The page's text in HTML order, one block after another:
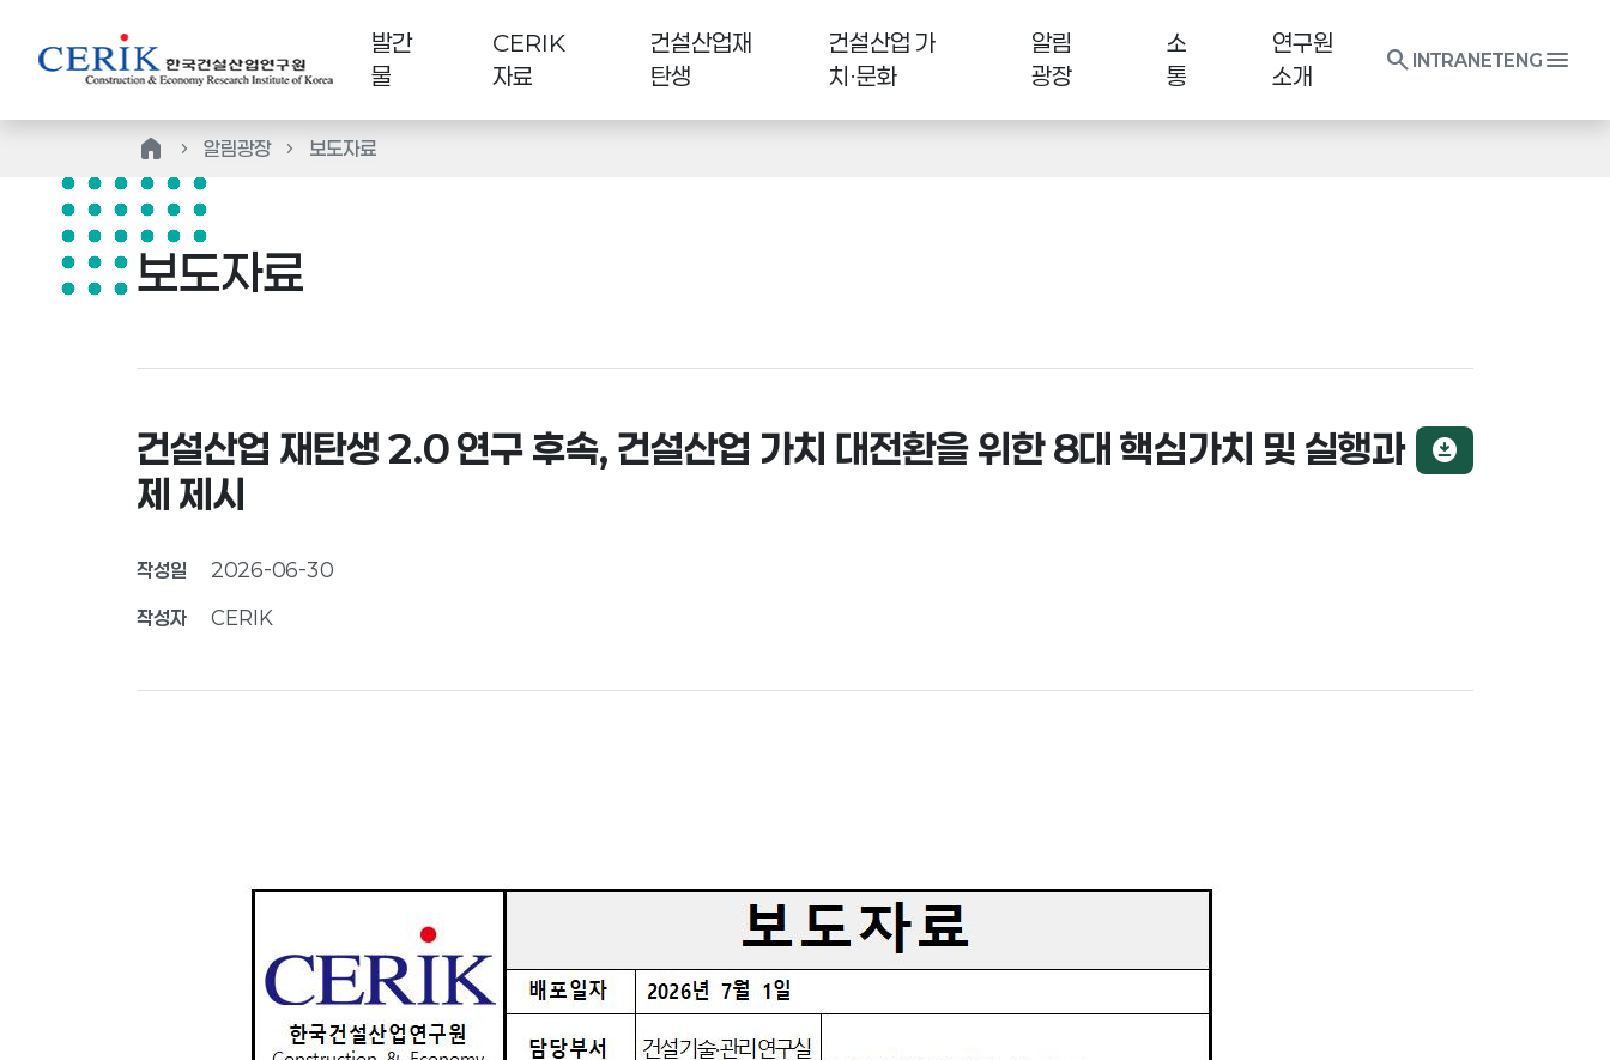
발간
물
CERIK
자료
건설산업재
탄생
건설산업 가
치·문화
알림
광장
소
통
연구원
소개
search INTRANETENG menu
home 알림광장 보도자료
보도자료
건설산업 재탄생 2.0 연구 후속, 건설산업 가치 대전환을 위한 8대 핵심가치 및 실행과
제 제시
작성일 2026-06-30
작성자 CERIK
download_for_offline